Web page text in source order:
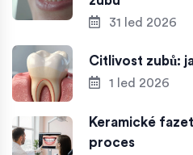
31 led 2026
Citlivost zubů:
1 led 2026
Keramické
proces